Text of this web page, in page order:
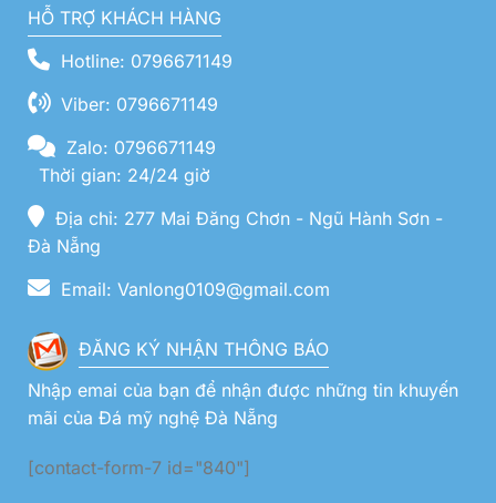
HỖ TRỢ KHÁCH HÀNG
Hotline: 0796671149
Viber: 0796671149
Zalo: 0796671149
Thời gian: 24/24 giờ
Địa chỉ: 277 Mai Đăng Chơn - Ngũ Hành Sơn -
Đà Nẵng
Email: Vanlong0109@gmail.com
ĐĂNG KÝ NHẬN THÔNG BÁO
Nhập emai của bạn để nhận được những tin khuyến
mãi của Đá mỹ nghệ Đà Nẵng
[contact-form-7 id="840"]